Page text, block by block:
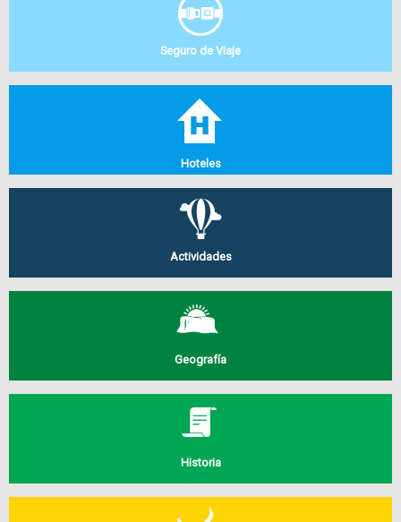
Seguro de Viaje
Hoteles
Actividades
Geografía
Historia